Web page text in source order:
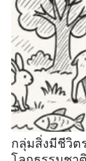
กลุ่มสิ่งมีชีวิต